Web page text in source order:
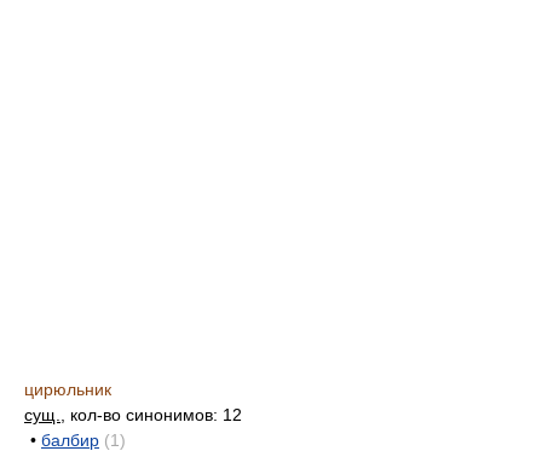
цирюльник
сущ.
, кол-во синонимов: 12
• балбир (1)